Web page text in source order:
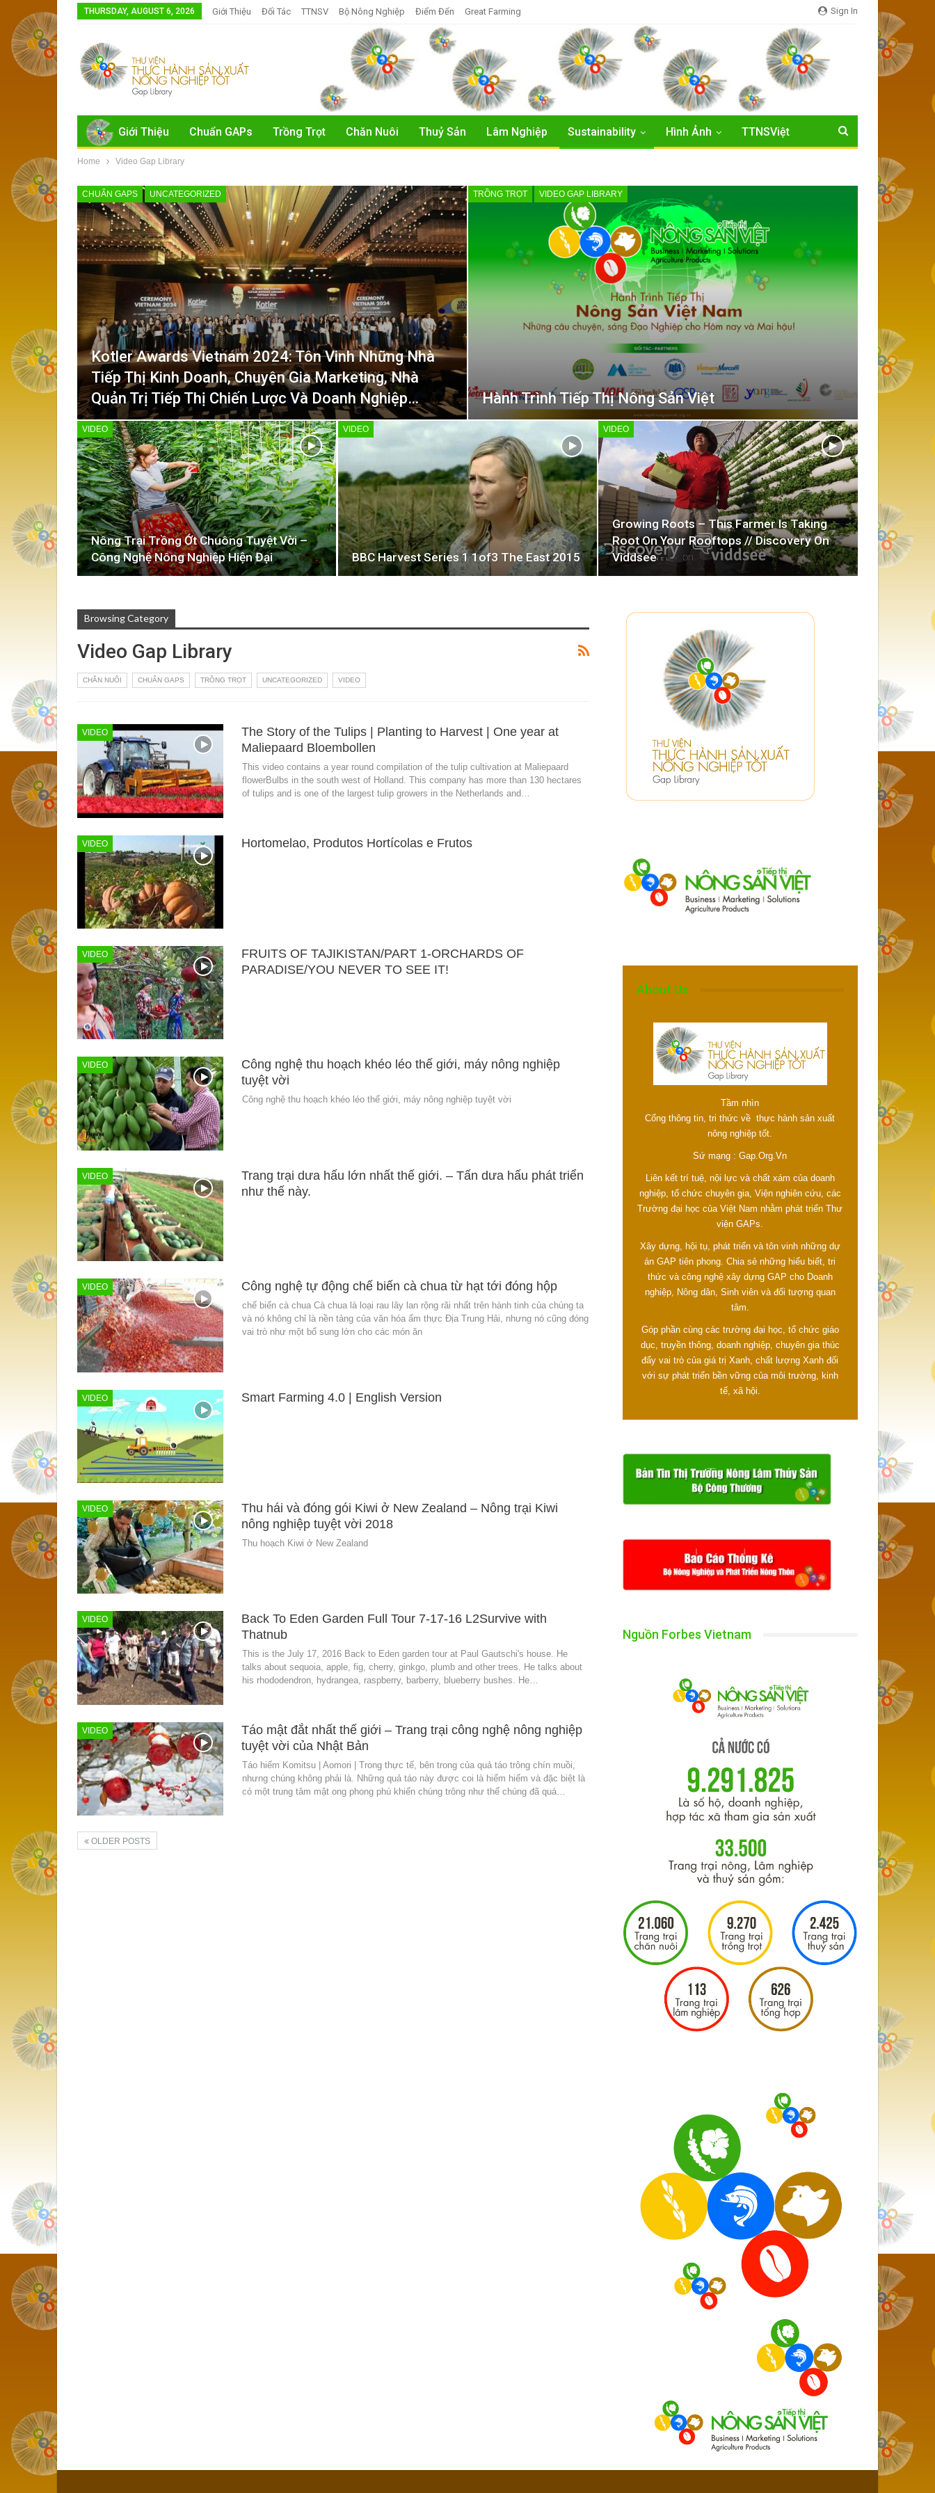
Sign In
THURSDAY, AUGUST 6, 2026 Giới Thiệu Đối Tác TTNSV Bộ Nông Nghiệp Điểm Đến Great Farming
Giới Thiệu Chuẩn GAPs Trồng Trọt Chăn Nuôi Thuỷ Sản Lâm Nghiệp Sustainability Hình Ảnh TTNSViệt
Home Video Gap Library
CHUẨN GAPS UNCATEGORIZED
Kotler Awards Vietnam 2024: Tôn Vinh Những Nhà
Tiếp Thị Kinh Doanh, Chuyên Gia Marketing, Nhà
Quản Trị Tiếp Thị Chiến Lược Và Doanh Nghiệp…
TRỒNG TRỌT VIDEO GAP LIBRARY
Hành Trình Tiếp Thị Nông Sản Việt
VIDEO
Nông Trại Trồng Ớt Chuông Tuyệt Vời –
Công Nghệ Nông Nghiệp Hiện Đại
VIDEO
BBC Harvest Series 1 1of3 The East 2015
VIDEO
Growing Roots – This Farmer Is Taking
Root On Your Rooftops // Discovery On
Viddsee
Browsing Category
Video Gap Library
CHĂN NUÔI CHUẨN GAPS TRỒNG TRỌT UNCATEGORIZED VIDEO
VIDEO
The Story of the Tulips | Planting to Harvest | One year at
Maliepaard Bloembollen
This video contains a year round compilation of the tulip cultivation at Maliepaard
flowerBulbs in the south west of Holland. This company has more than 130 hectares
of tulips and is one of the largest tulip growers in the Netherlands and…
VIDEO Hortomelao, Produtos Hortícolas e Frutos
VIDEO
FRUITS OF TAJIKISTAN/PART 1-ORCHARDS OF
PARADISE/YOU NEVER TO SEE IT!
VIDEO
Công nghệ thu hoạch khéo léo thế giới, máy nông nghiệp
tuyệt vời
Công nghệ thu hoạch khéo léo thế giới, máy nông nghiệp tuyệt vời
VIDEO
Trang trại dưa hấu lớn nhất thế giới. – Tấn dưa hấu phát triển
như thế này.
VIDEO Công nghệ tự động chế biến cà chua từ hạt tới đóng hộp
chế biến cà chua Cà chua là loại rau lây lan rộng rãi nhất trên hành tinh của chúng ta
và nó không chỉ là nền tảng của văn hóa ẩm thực Địa Trung Hải, nhưng nó cũng đóng
vai trò như một bổ sung lớn cho các món ăn
VIDEO Smart Farming 4.0 | English Version
VIDEO
Thu hái và đóng gói Kiwi ở New Zealand – Nông trại Kiwi
nông nghiệp tuyệt vời 2018
Thu hoạch Kiwi ở New Zealand
VIDEO
Back To Eden Garden Full Tour 7-17-16 L2Survive with
Thatnub
This is the July 17, 2016 Back to Eden garden tour at Paul Gautschi's house. He
talks about sequoia, apple, fig, cherry, ginkgo, plumb and other trees. He talks about
his rhododendron, hydrangea, raspberry, barberry, blueberry bushes. He…
VIDEO
Táo mật đắt nhất thế giới – Trang trại công nghệ nông nghiệp
tuyệt vời của Nhật Bản
Táo hiếm Komitsu | Aomori | Trong thực tế, bên trong của quả táo trông chín muồi,
nhưng chúng không phải là. Những quả táo này được coi là hiếm hiếm và đặc biệt là
có một trung tâm mật ong phong phú khiến chúng trông như thể chúng đã quá…
OLDER POSTS
About Us
Tầm nhìn
Cổng thông tin, tri thức về thực hành sản xuất
nông nghiệp tốt.
Sứ mạng : Gap.Org.Vn
Liên kết trí tuệ, nội lực và chất xám của doanh
nghiệp, tổ chức chuyên gia, Viện nghiên cứu, các
Trường đại học của Việt Nam nhằm phát triển Thư
viện GAPs.
Xây dựng, hội tụ, phát triển và tôn vinh những dự
án GAP tiên phong. Chia sẻ những hiểu biết, tri
thức và công nghệ xây dựng GAP cho Doanh
nghiệp, Nông dân, Sinh viên và đối tượng quan
tâm.
Góp phần cùng các trường đại học, tổ chức giáo
dục, truyền thông, doanh nghiệp, chuyên gia thúc
đẩy vai trò của giá trị Xanh, chất lượng Xanh đối
với sự phát triển bền vững của môi trường, kinh
tế, xã hội.
Nguồn Forbes Vietnam